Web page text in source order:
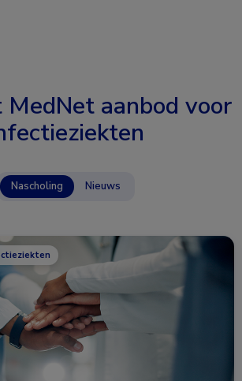
MedNet aanbod voor
Nascholing Nieuws